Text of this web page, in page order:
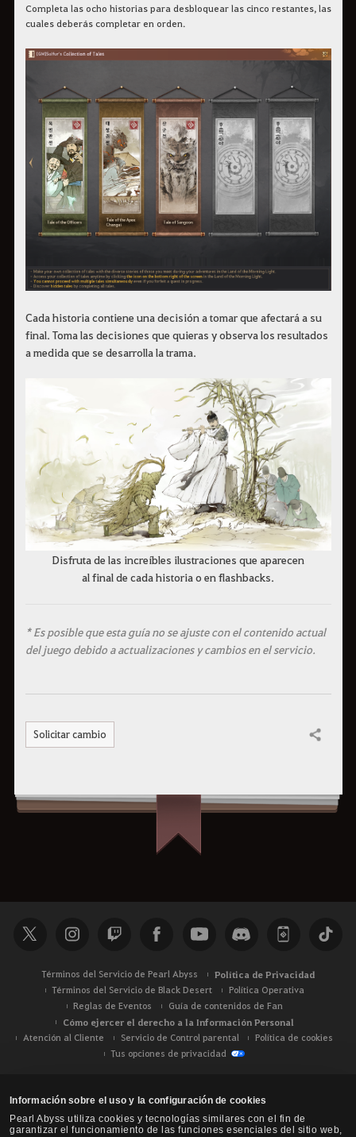
Información sobre el uso y la configuración de cookies
Pearl Abyss utiliza cookies y tecnologías similares con el fin de
garantizar el funcionamiento de las funciones esenciales del sitio web,
Completa las ocho historias para desbloquear las cinco restantes, las
cuales deberás completar en orden.
Cada historia contiene una decisión a tomar que afectará a su
final. Toma las decisiones que quieras y observa los resultados
a medida que se desarrolla la trama.
Disfruta de las increíbles ilustraciones que aparecen
al final de cada historia o en flashbacks.
* Es posible que esta guía no se ajuste con el contenido actual
del juego debido a actualizaciones y cambios en el servicio.
Solicitar cambio Compartir
Términos del Servicio de Pearl Abyss Política de Privacidad
Términos del Servicio de Black Desert
Política Operativa
Reglas de Eventos
Guía de contenidos de Fan
Cómo ejercer el derecho a la Información Personal
Atención al Cliente Servicio de Control parental
Política de cookies
Tus opciones de privacidad